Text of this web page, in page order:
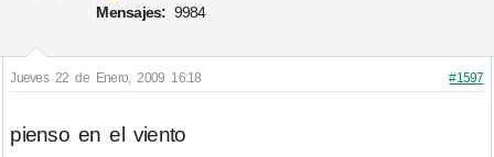
Mensajes: 9984
Jueves 22 de Enero, 2009 16:18 #1597
pienso en el viento